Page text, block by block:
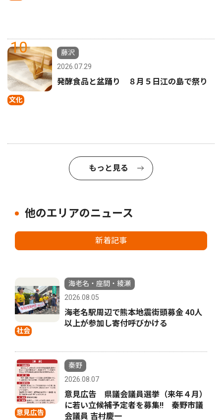
10
文化
藤沢
2026.07.29
発酵食品と盆踊り ８月５日江の島で祭り
もっと見る
他のエリアのニュース
新着記事
社会
海老名・座間・綾瀬
2026.08.05
海老名駅周辺で熊本地震街頭募金 40人
以上が参加し寄付呼びかける
意見広告
秦野
2026.08.07
意見広告 県議会議員選挙（来年４月）
に若い立候補予定者を募集‼ 秦野市議
会議員 吉村慶一